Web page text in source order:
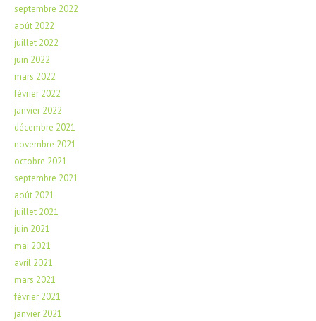
septembre 2022
août 2022
juillet 2022
juin 2022
mars 2022
février 2022
janvier 2022
décembre 2021
novembre 2021
octobre 2021
septembre 2021
août 2021
juillet 2021
juin 2021
mai 2021
avril 2021
mars 2021
février 2021
janvier 2021